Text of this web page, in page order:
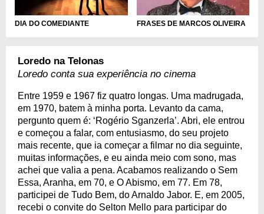
DIA DO COMEDIANTE FRASES DE MARCOS OLIVEIRA
Loredo na Telonas
Loredo conta sua experiência no cinema
Entre 1959 e 1967 fiz quatro longas. Uma madrugada,
em 1970, batem à minha porta. Levanto da cama,
pergunto quem é: ‘Rogério Sganzerla’. Abri, ele entrou
e começou a falar, com entusiasmo, do seu projeto
mais recente, que ia começar a filmar no dia seguinte,
muitas informações, e eu ainda meio com sono, mas
achei que valia a pena. Acabamos realizando o Sem
Essa, Aranha, em 70, e O Abismo, em 77. Em 78,
participei de Tudo Bem, do Arnaldo Jabor. E, em 2005,
recebi o convite do Selton Mello para participar do